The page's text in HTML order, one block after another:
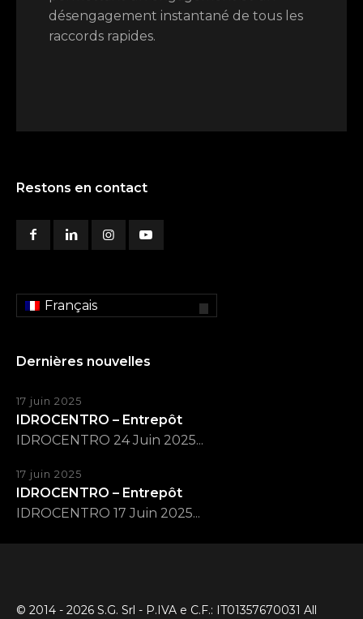
désengagement instantané de tous les
raccords rapides.
Restons en contact
Français
Dernières nouvelles
17 juin 2025
IDROCENTRO – Entrepôt
IDROCENTRO 24 Juin 2025...
17 juin 2025
IDROCENTRO – Entrepôt
IDROCENTRO 17 Juin 2025...
© 2014 - 2026 S.G. Srl - P.IVA e C.F.: IT01357670031 All